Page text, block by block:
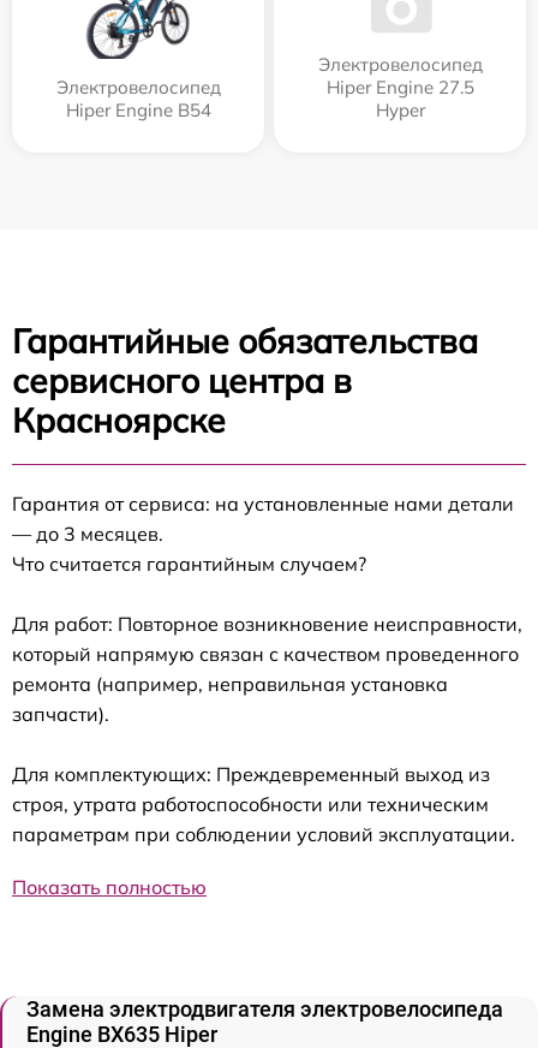
Электровелосипед
Hiper Engine B54
Электровелосипед
Hiper Engine 27.5
Нyper
Гарантийные обязательства
сервисного центра в
Красноярске
Гарантия от сервиса: на установленные нами детали
— до 3 месяцев.
Что считается гарантийным случаем?
Для работ: Повторное возникновение неисправности,
который напрямую связан с качеством проведенного
ремонта (например, неправильная установка
запчасти).
Для комплектующих: Преждевременный выход из
строя, утрата работоспособности или техническим
параметрам при соблюдении условий эксплуатации.
Показать полностью
Замена электродвигателя электровелосипеда
Engine BX635 Hiper